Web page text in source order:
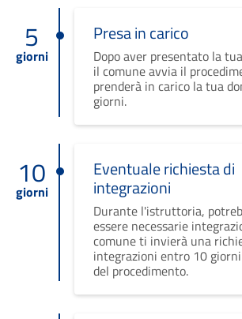
5
giorni
Presa in carico
Dopo aver presentato la
il comune avvia il
prenderà in carico la tua
giorni.
10
giorni
Eventuale richiesta di
integrazioni
Durante l'istruttoria,
essere necessarie
comune ti invierà una
integrazioni entro 10
del procedimento.